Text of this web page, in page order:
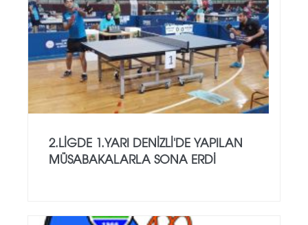
2.LİGDE 1.YARI DENİZLİ'DE YAPILAN
MÜSABAKALARLA SONA ERDİ